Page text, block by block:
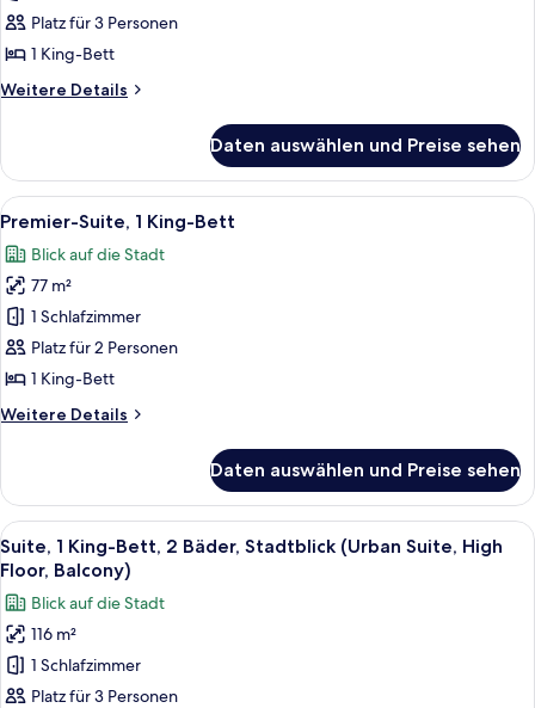
Suite,
1 King-
Bett
anzeigen
Platz für 3 Personen
1 King-Bett
Weitere Details
Weitere
Suite,
1 King-
Bett
Daten auswählen und Preise sehen
Alle
Fotos
für
Premier-
Suite,
1 King-
Bett
Hochwertige Bettwaren, Pillowtop-
9
Premier-Suite, 1 King-Bett
Blick auf die Stadt
77 m²
1 Schlafzimmer
Platz für 2 Personen
1 King-Bett
Weitere Details
Weitere
Suite,
1 King-
Bett
Daten auswählen und Preise sehen
Alle
Fotos
für
Suite,
1 King-
Bett,
2
Eine Dachterrasse mit Blick auf die
11
Suite, 1 King-Bett, 2 Bäder, Stadtblick (Urban Suite, High
Floor, Balcony)
Blick auf die Stadt
116 m²
1 Schlafzimmer
Platz für 3 Personen